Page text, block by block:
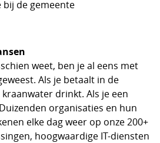
bij de gemeente
weet, ben je al eens met
Als je betaalt in de
kraanwater drinkt. Als je een
organisaties en hun
elke dag weer op onze 200+
hoogwaardige IT-diensten